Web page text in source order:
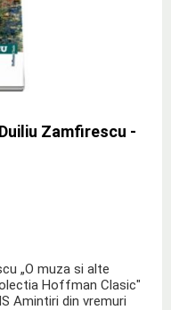
Zamfirescu -
„O muza si alte
Hoffman Clasic"
Amintiri din vremuri